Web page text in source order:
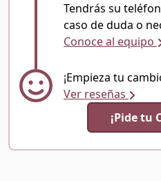
Tendrás su
caso de duda o
Conoce al equipo
¡Empieza tu
Ver reseñas
¡Pide tu